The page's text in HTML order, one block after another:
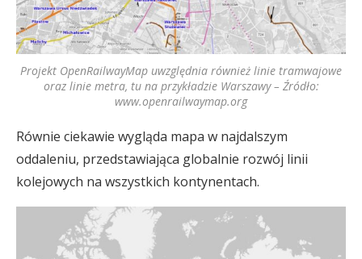
Projekt OpenRailwayMap uwzględnia również linie tramwajowe
oraz linie metra, tu na przykładzie Warszawy – Źródło:
www.openrailwaymap.org
Równie ciekawie wygląda mapa w najdalszym
oddaleniu, przedstawiająca globalnie rozwój linii
kolejowych na wszystkich kontynentach.